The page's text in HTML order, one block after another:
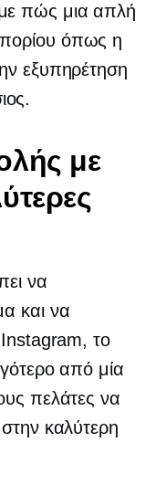
πώς μια απλή
όπως η
εξυπηρέτηση
με
να
και να
Instagram, το
από μία
πελάτες να
καλύτερη